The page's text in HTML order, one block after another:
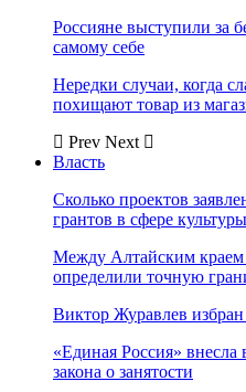
Россияне выступили за
самому себе
Нередки случаи, когда
похищают товар из
Prev Next
Власть
Сколько проектов
грантов в сфере культуры
Между Алтайским краем
определили точную
Виктор Журавлев
«Единая Россия»
закона о занятости